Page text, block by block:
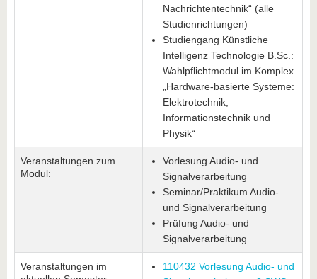
Nachrichtentechnik“ (alle
Studienrichtungen)
Studiengang Künstliche
Intelligenz Technologie B.Sc.:
Wahlpflichtmodul im Komplex
„Hardware-basierte Systeme:
Elektrotechnik,
Informationstechnik und
Physik“
Veranstaltungen zum
Modul:
Vorlesung Audio- und
Signalverarbeitung
Seminar/Praktikum Audio-
und Signalverarbeitung
Prüfung Audio- und
Signalverarbeitung
Veranstaltungen im
110432 Vorlesung Audio- und